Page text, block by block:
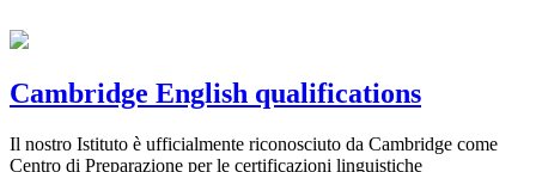
Cambridge English qualifications
Il nostro Istituto è ufficialmente riconosciuto da Cambridge come
Centro di Preparazione per le certificazioni linguistiche